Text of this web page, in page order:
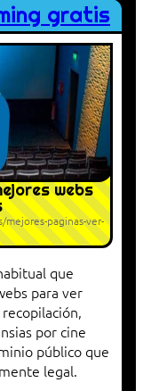
gratis
webs
paginas-ver-
que
para ver
por cine
público que
legal.